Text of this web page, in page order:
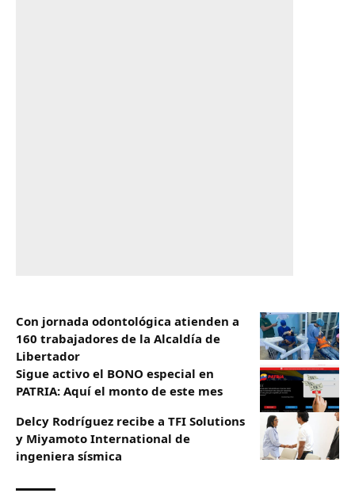
Con jornada odontológica atienden a
160 trabajadores de la Alcaldía de
Libertador
Sigue activo el BONO especial en
PATRIA: Aquí el monto de este mes
Delcy Rodríguez recibe a TFI Solutions
y Miyamoto International de
ingeniera sísmica